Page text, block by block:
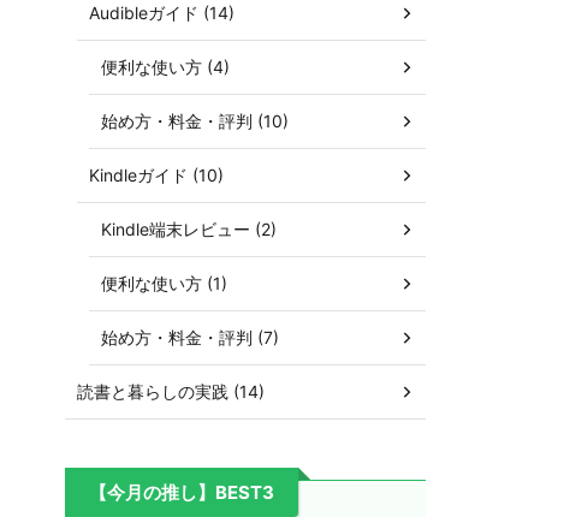
Audibleガイド (14)
便利な使い方 (4)
始め方・料金・評判 (10)
Kindleガイド (10)
Kindle端末レビュー (2)
便利な使い方 (1)
始め方・料金・評判 (7)
読書と暮らしの実践 (14)
【今月の推し】BEST3